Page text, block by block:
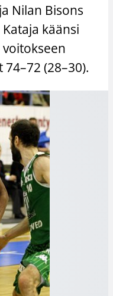
Nilan Bisons
käänsi
(28–30).